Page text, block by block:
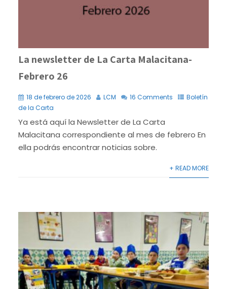
La newsletter de La Carta Malacitana-
Febrero 26
18 de febrero de 2026 LCM 16 Comments
Boletín
de la Carta
Ya está aquí la Newsletter de La Carta
Malacitana correspondiente al mes de febrero En
ella podrás encontrar noticias sobre.
+ READ MORE